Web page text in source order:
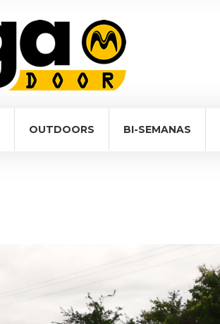
OUTDOORS BI-SEMANAS